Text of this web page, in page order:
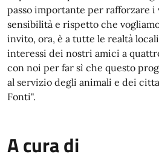
passo importante per rafforzare
sensibilità e rispetto che
invito, ora, è a tutte le realtà
interessi dei nostri amici a
con noi per far sì che questo
al servizio degli animali e dei
Fonti".
A cura di